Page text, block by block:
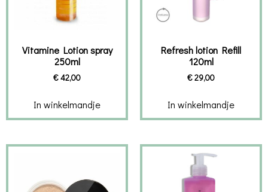
Vitamine Lotion spray
250ml
€42,00
In winkelmandje
Refresh lotion Refill
120ml
€29,00
In winkelmandje